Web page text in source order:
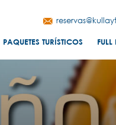
PAQUETES TURÍSTICOS